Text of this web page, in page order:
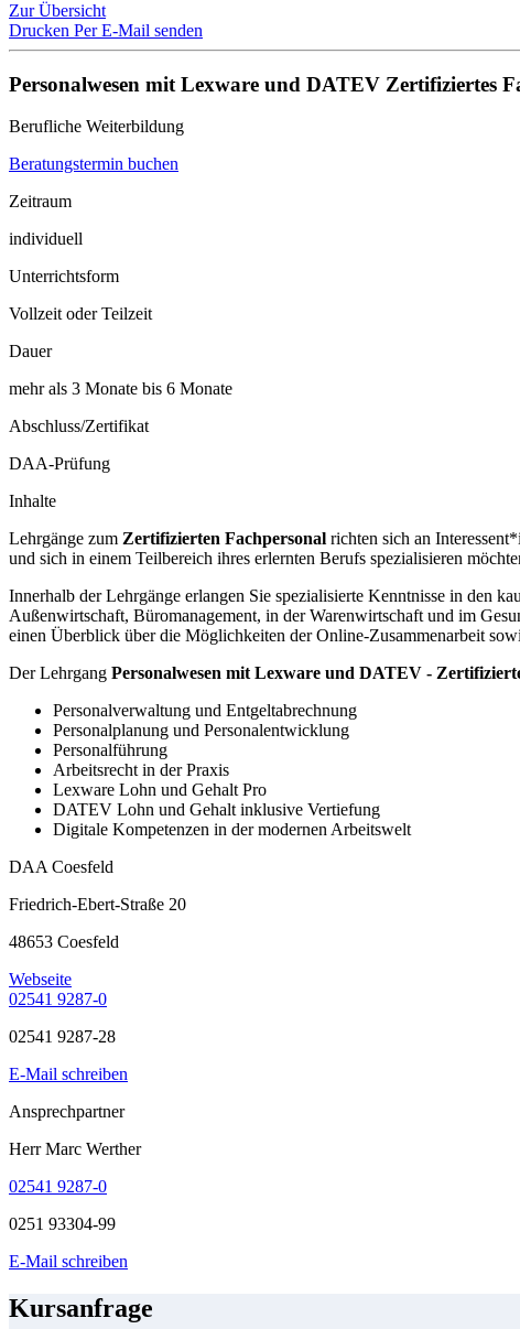
Zur Übersicht
Drucken Per E-Mail senden
Personalwesen mit Lexware und DATEV Zertifiziertes
Berufliche Weiterbildung
Beratungstermin buchen
Zeitraum
individuell
Unterrichtsform
Vollzeit oder Teilzeit
Dauer
mehr als 3 Monate bis 6 Monate
Abschluss/Zertifikat
DAA-Prüfung
Inhalte
Lehrgänge zum Zertifizierten Fachpersonal richten sich an
und sich in einem Teilbereich ihres erlernten Berufs spezialisieren
Innerhalb der Lehrgänge erlangen Sie spezialisierte Kenntnisse in den
Außenwirtschaft, Büromanagement, in der Warenwirtschaft und im
einen Überblick über die Möglichkeiten der Online-Zusammenarbeit
Der Lehrgang Personalwesen mit Lexware und DATEV -
Personalverwaltung und Entgeltabrechnung
Personalplanung und Personalentwicklung
Personalführung
Arbeitsrecht in der Praxis
Lexware Lohn und Gehalt Pro
DATEV Lohn und Gehalt inklusive Vertiefung
Digitale Kompetenzen in der modernen Arbeitswelt
DAA Coesfeld
Friedrich-Ebert-Straße 20
48653 Coesfeld
Webseite
02541 9287-0
02541 9287-28
E-Mail schreiben
Ansprechpartner
Herr Marc Werther
02541 9287-0
0251 93304-99
E-Mail schreiben
Kursanfrage